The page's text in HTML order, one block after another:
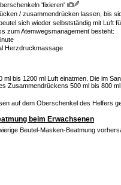
'fixieren'
/ zusammendrücken lassen, bis
sich wieder selbstständig mit Luft
zum Atemwegsmanagement besteht:
Herzdruckmassage
bis 1200 ml Luft einatmen. Die im
Zusammendrückens 500 ml bis 800
auf dem Oberschenkel des Helfers
beim Erwachsenen
Beutel-Masken-Beatmung